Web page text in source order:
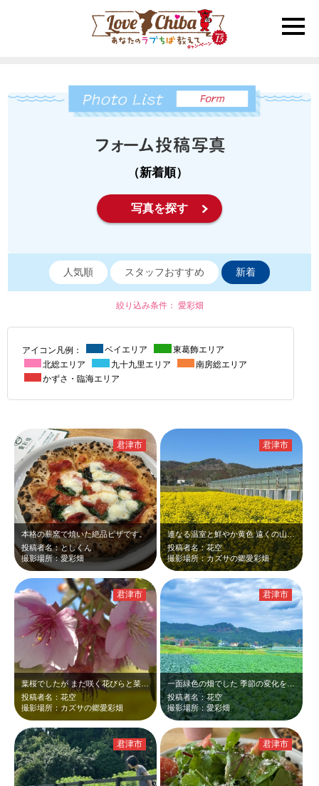
toggle
（新着順）
写真を探す
人気順 スタッフおすすめ 新着
絞り込み条件： 愛彩畑
アイコン凡例： ベイエリア
東葛飾エリア
北総エリア
九十九里エリア
南房総エリア
かずさ・臨海エリア
本格の薪窯で焼いた絶品ピザです。
投稿者名：としくん
撮影場所：愛彩畑
君津市
連なる温室と鮮やか黄色 遠くの山々のどかな景色
投稿者名：花空
撮影場所：カズサの郷愛彩畑
君津市
葉桜でしたが まだ咲く花びらと菜の花 ピンクと黄色のコントラスト
投稿者名：花空
撮影場所：カズサの郷愛彩畑
君津市
一面緑色の畑でした 季節の変化を感じる場所です
投稿者名：花空
撮影場所：愛彩畑
君津市
君津市 君津市